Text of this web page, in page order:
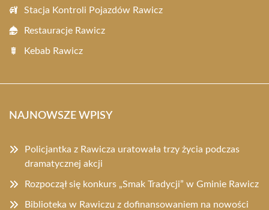
Stacja Kontroli Pojazdów Rawicz
Restauracje Rawicz
Kebab Rawicz
NAJNOWSZE WPISY
Policjantka z Rawicza uratowała trzy życia podczas
dramatycznej akcji
Rozpoczął się konkurs „Smak Tradycji” w Gminie Rawicz
Biblioteka w Rawiczu z dofinansowaniem na nowości